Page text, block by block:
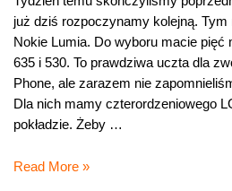
już dziś rozpoczynamy kolejną. Tym
Nokie Lumia. Do wyboru macie pięć
635 i 530. To prawdziwa uczta dla
Phone, ale zarazem nie
Dla nich mamy czterordzeniowego
pokładzie. Żeby …
Szalone
Read More »